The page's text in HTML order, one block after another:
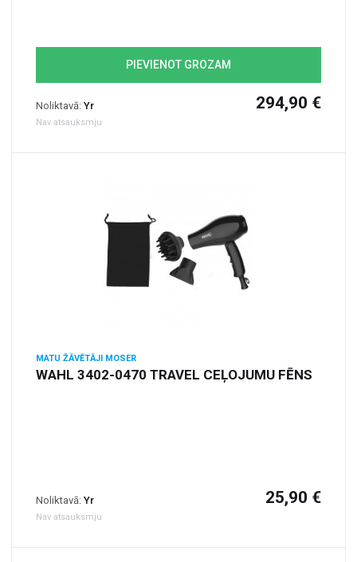
PIEVIENOT GROZAM
Noliktavā: Yr
Nav atsauksmju
294,90 €
MATU ŽĀVĒTĀJI MOSER
WAHL 3402-0470 TRAVEL CEĻOJUMU FĒNS
Noliktavā: Yr
Nav atsauksmju
25,90 €